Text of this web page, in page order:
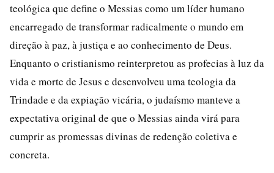
teológica que define o Messias como um líder humano
encarregado de transformar radicalmente o mundo em
direção à paz, à justiça e ao conhecimento de Deus.
Enquanto o cristianismo reinterpretou as profecias à luz da
vida e morte de Jesus e desenvolveu uma teologia da
Trindade e da expiação vicária, o judaísmo manteve a
expectativa original de que o Messias ainda virá para
cumprir as promessas divinas de redenção coletiva e
concreta.